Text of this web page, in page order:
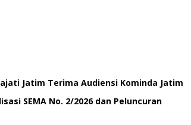
Jatim Terima Audiensi Kominda Jatim
SEMA No. 2/2026 dan Peluncuran